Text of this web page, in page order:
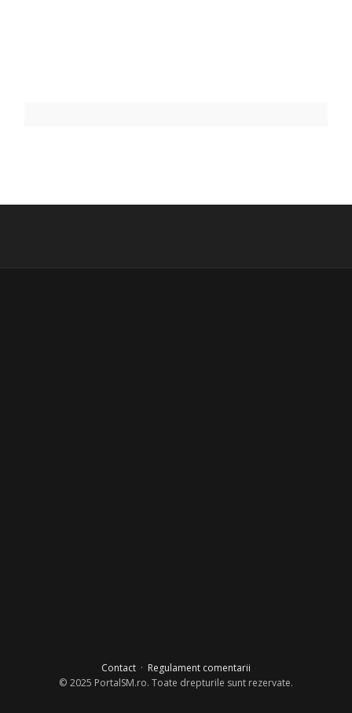
Contact· Regulament comentarii
© 2025 PortalSM.ro. Toate drepturile sunt rezervate.